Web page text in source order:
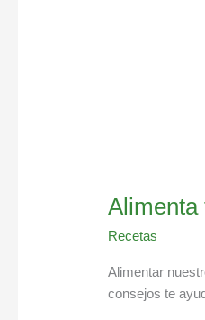
Alimenta
Recetas
Alimentar
consejos te